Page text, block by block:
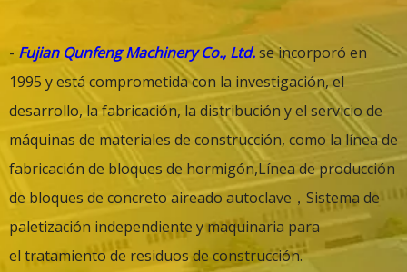
- Fujian Qunfeng Machinery Co., Ltd.se incorporó en
1995 y está comprometida con la investigación, el
desarrollo, la fabricación, la distribución y el servicio de
máquinas de materiales de construcción, como la línea de
fabricación de bloques de hormigón,Línea de producción
de bloques de concreto aireado autoclave ， Sistema de
paletización independiente y maquinaria para
el tratamiento de residuos de construcción.